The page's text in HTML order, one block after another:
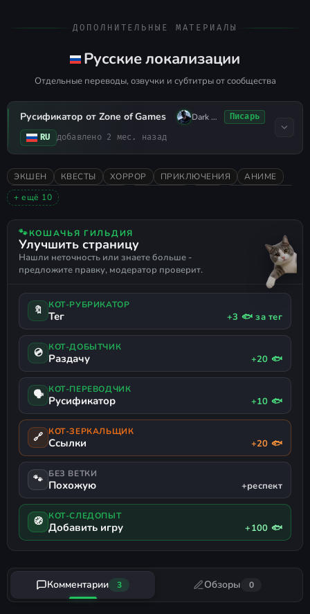
Загрузить можно с внешнего
источника:нажмите для перехода
ДОПОЛНИТЕЛЬНЫЕ МАТЕРИАЛЫ
Русские локализации
Отдельные переводы, озвучки и субтитры от сообщества
Русификатор от Zone of Games Dark KnightПисарь
RU
добавлено 2 мес. назад
ЭКШЕН КВЕСТЫ ХОРРОР ПРИКЛЮЧЕНИЯ
АНИМЕ
ВИЗУАЛЬНАЯ НОВЕЛЛА
ПОСЛЕДСТВИЯ ВЫБОРА
ВЫБЕРИ ПРИКЛЮЧЕНИЕ
ЭМОЦИОНАЛЬНАЯ
РОМАНТИКА
ПСИХОЛОГИЧЕСКАЯ
ПОДДЕРЖКА ГЕЙМПАДА
+ ещё 10
🐾КОШАЧЬЯ ГИЛЬДИЯ
Улучшить страницу
Нашли неточность или знаете больше -
предложите правку, модератор проверит.
🔖 КОТ-РУБРИКАТОР
Тег +3 🐟 за тег
💿 КОТ-ДОБЫТЧИК
Раздачу +20 🐟
🗣 КОТ-ПЕРЕВОДЧИК
Русификатор +10 🐟
🔗 КОТ-ЗЕРКАЛЬЩИК
Ссылки +20 🐟
🐾 БЕЗ ВЕТКИ
Похожую +респект
🧭 КОТ-СЛЕДОПЫТ
Добавить игру +100 🐟
Комментарии 3 Обзоры 0